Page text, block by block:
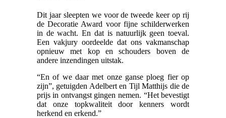
Dit jaar sleepten we voor de tweede keer op rij
de Decoratie Award voor fijne schilderwerken
in de wacht. En dat is natuurlijk geen toeval.
Een vakjury oordeelde dat ons vakmanschap
opnieuw met kop en schouders boven de
andere inzendingen uitstak.
“En of we daar met onze ganse ploeg fier op
zijn”, getuigden Adelbert en Tijl Matthijs die de
prijs in ontvangst gingen nemen. “Het bevestigt
dat onze topkwaliteit door kenners wordt
herkend en erkend.”